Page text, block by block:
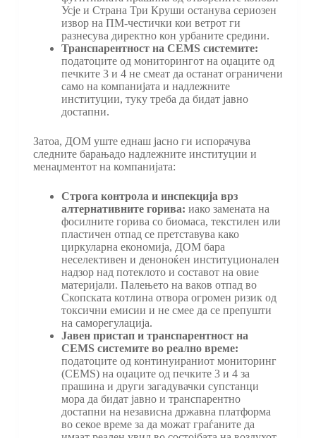
Усје и Страна Три Круши останува сериозен
извор на ПМ-честички кои ветрот ги
разнесува директно кон урбаните средини.
Транспарентност на CEMS системите:
податоците од мониторингот на оџаците од
печките 3 и 4 не смеат да останат ограничени
само на компанијата и надлежните
институции, туку треба да бидат јавно
достапни.
Затоа, ДОМ уште еднаш јасно ги испорачува
следните барањадо надлежните институции и
менаџментот на компанијата:
Строга контрола и инспекција врз
алтернативните горива: иако замената на
фосилните горива со биомаса, текстилен или
пластичен отпад се претставува како
циркуларна економија, ДОМ бара
неселективен и деноноќен институционален
надзор над потеклото и составот на овие
материјали. Палењето на ваков отпад во
Скопската котлина отвора огромен ризик од
токсични емисии и не смее да се препушти
на саморегулација.
Јавен пристап и транспарентност на
CEMS системите во реално време:
податоците од континуираниот мониторинг
(CEMS) на оџаците од печките 3 и 4 за
прашина и други загадувачки супстанци
мора да бидат јавно и транспарентно
достапни на независна државна платформа
во секое време за да можат граѓаните да